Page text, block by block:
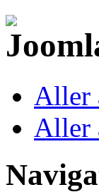
Aller
Aller